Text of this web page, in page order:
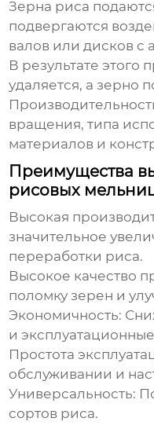
Зерна риса
подвергаются
валов или дисков с
В результате этого
удаляется, а зерно
вращения, типа
материалов и
Преимущества
рисовых
Высокая
значительное
переработки риса.
Высокое качество
поломку зерен и
Экономичность:
и
Простота
обслуживании и
Универсальность:
сортов риса.